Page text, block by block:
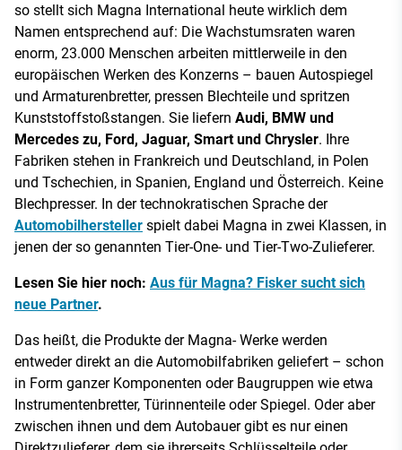
so stellt sich Magna International heute wirklich dem
Namen entsprechend auf: Die Wachstumsraten waren
enorm, 23.000 Menschen arbeiten mittlerweile in den
europäischen Werken des Konzerns – bauen Autospiegel
und Armaturenbretter, pressen Blechteile und spritzen
Kunststoffstoßstangen. Sie liefern Audi, BMW und
Mercedes zu, Ford, Jaguar, Smart und Chrysler. Ihre
Fabriken stehen in Frankreich und Deutschland, in Polen
und Tschechien, in Spanien, England und Österreich. Keine
Blechpresser. In der technokratischen Sprache der
Automobilhersteller spielt dabei Magna in zwei Klassen, in
jenen der so genannten Tier-One- und Tier-Two-Zulieferer.
Lesen Sie hier noch: Aus für Magna? Fisker sucht sich
neue Partner.
Das heißt, die Produkte der Magna- Werke werden
entweder direkt an die Automobilfabriken geliefert – schon
in Form ganzer Komponenten oder Baugruppen wie etwa
Instrumentenbretter, Türinnenteile oder Spiegel. Oder aber
zwischen ihnen und dem Autobauer gibt es nur einen